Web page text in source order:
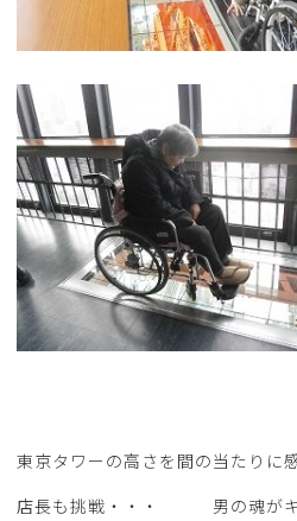
東京タワーの高さを間の当たりに
店長も挑戦・・・ 男の魂がキ